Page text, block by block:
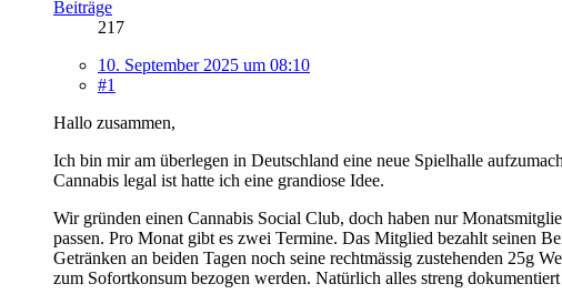
Beiträge
217
10. September 2025 um 08:10
#1
Hallo zusammen,
Ich bin mir am überlegen in Deutschland eine neue Spielhalle
Cannabis legal ist hatte ich eine grandiose Idee.
Wir gründen einen Cannabis Social Club, doch haben nur
passen. Pro Monat gibt es zwei Termine. Das Mitglied bezahlt seinen
Getränken an beiden Tagen noch seine rechtmässig zustehenden 25g
zum Sofortkonsum bezogen werden. Natürlich alles streng